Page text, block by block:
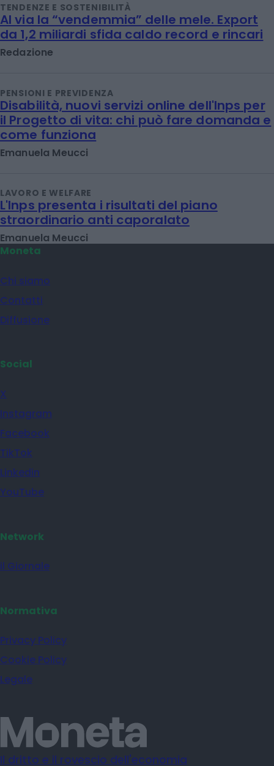
TENDENZE E SOSTENIBILITÀ
Al via la “vendemmia” delle mele. Export
da 1,2 miliardi sfida caldo record e rincari
Redazione
PENSIONI E PREVIDENZA
Disabilità, nuovi servizi online dell'Inps per
il Progetto di vita: chi può fare domanda e
come funziona
Emanuela Meucci
LAVORO E WELFARE
L'Inps presenta i risultati del piano
straordinario anti caporalato
Emanuela Meucci
Moneta
Chi siamo
Contatti
Diffusione
Social
X
Instagram
Facebook
TikTok
Linkedin
YouTube
Network
il Giornale
Normativa
Privacy Policy
Cookie Policy
Legale
Il dritto e il rovescio dell'economia